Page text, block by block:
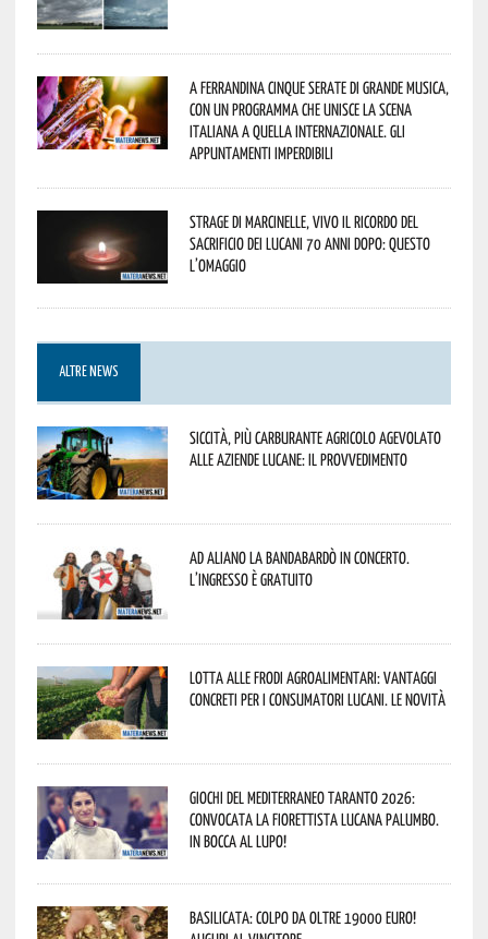
A Ferrandina cinque serate di grande musica,
con un programma che unisce la scena
italiana a quella internazionale. Gli
appuntamenti imperdibili
Strage di Marcinelle, vivo il ricordo del
sacrificio dei lucani 70 anni dopo: questo
l’omaggio
ALTRE NEWS
Siccità, più carburante agricolo agevolato
alle aziende lucane: il provvedimento
Ad Aliano la Bandabardò in concerto.
L’ingresso è gratuito
Lotta alle frodi agroalimentari: vantaggi
concreti per i consumatori lucani. Le novità
Giochi del Mediterraneo Taranto 2026:
convocata la fiorettista lucana Palumbo.
In bocca al lupo!
Basilicata: colpo da oltre 19000 Euro!